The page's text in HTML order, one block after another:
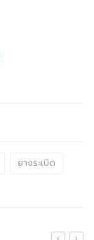
ยางระเบิด